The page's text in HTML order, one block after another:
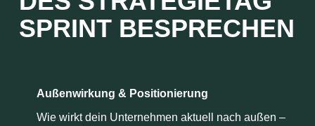
SPRINT BESPRECHEN
Außenwirkung & Positionierung
Wie wirkt dein Unternehmen aktuell nach außen –